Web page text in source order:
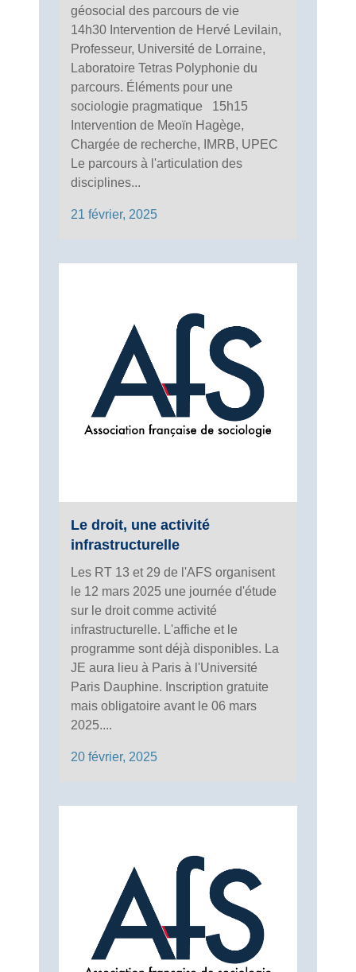
géosocial des parcours de vie
14h30 Intervention de Hervé Levilain,
Professeur, Université de Lorraine,
Laboratoire Tetras Polyphonie du
parcours. Éléments pour une
sociologie pragmatique 15h15
Intervention de Meoïn Hagège,
Chargée de recherche, IMRB, UPEC
Le parcours à l'articulation des
disciplines...
21 février, 2025
Le droit, une activité
infrastructurelle
Les RT 13 et 29 de l'AFS organisent
le 12 mars 2025 une journée d'étude
sur le droit comme activité
infrastructurelle. L'affiche et le
programme sont déjà disponibles. La
JE aura lieu à Paris à l'Université
Paris Dauphine. Inscription gratuite
mais obligatoire avant le 06 mars
2025....
20 février, 2025